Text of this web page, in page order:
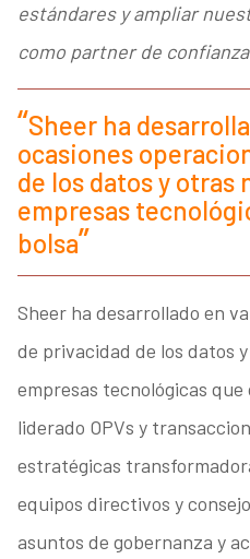
estándares y ampliar
como partner de
Sheer ha
ocasiones
de los datos y otras
empresas
bolsa
Sheer ha desarrollado en
de privacidad de los datos
empresas tecnológicas
liderado OPVs y
estratégicas
equipos directivos y
asuntos de gobernanza y